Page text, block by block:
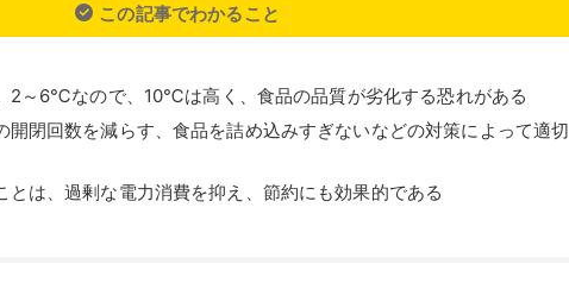
この記事でわかること
2～6℃なので、10℃は高く、食品の品質が劣化する恐れがある
開閉回数を減らす、食品を詰め込みすぎないなどの対策によって適切
とは、過剰な電力消費を抑え、節約にも効果的である